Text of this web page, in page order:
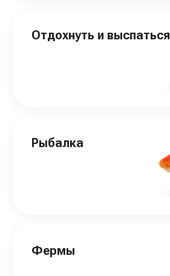
Отдохнуть и выспаться
Рыбалка
Фермы